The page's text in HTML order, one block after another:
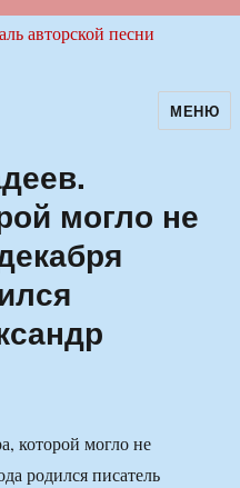
авторскойМЕНЮ
могло не